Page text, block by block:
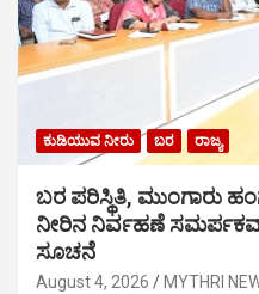
ಕುಡಿಯುವ ನೀರು ಬರ ರಾಜ್ಯ
ಬರ ಪರಿಸ್ಥಿತಿ, ಮುಂಗಾರು
ನೀರಿನ ನಿರ್ವಹಣೆ
ಸೂಚನೆ
August 4, 2026 MYTHRI